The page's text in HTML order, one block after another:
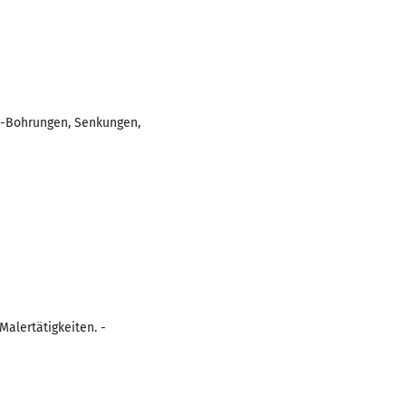
Senkungen,
-